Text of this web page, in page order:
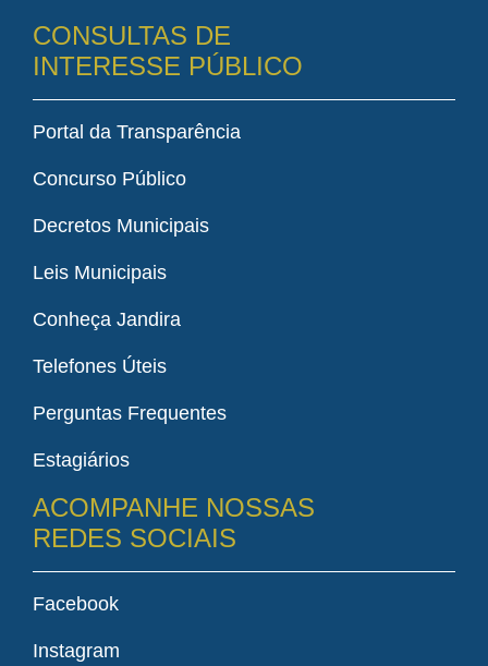
CONSULTAS DE
INTERESSE PÚBLICO
Portal da Transparência
Concurso Público
Decretos Municipais
Leis Municipais
Conheça Jandira
Telefones Úteis
Perguntas Frequentes
Estagiários
ACOMPANHE NOSSAS
REDES SOCIAIS
Facebook
Instagram